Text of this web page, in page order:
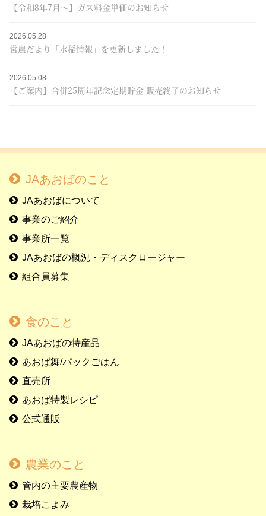
【令和8年7月～】ガス料金単価のお知らせ
2026.05.28
営農だより「水稲情報」を更新しました！
2026.05.08
【ご案内】合併25周年記念定期貯金 販売終了のお知らせ
JAあおばのこと
JAあおばについて
事業のご紹介
事業所一覧
JAあおばの概況・ディスクロージャー
組合員募集
食のこと
JAあおばの特産品
あおば舞/パックごはん
直売所
あおば特製レシピ
公式通販
農業のこと
管内の主要農産物
栽培こよみ